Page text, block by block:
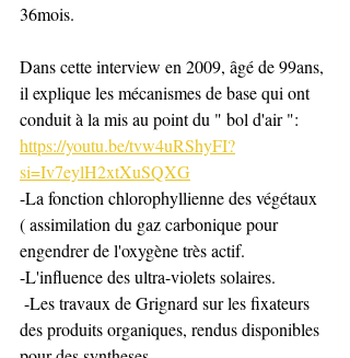
36mois.
Dans cette interview en 2009, âgé de 99ans,
il explique les mécanismes de base qui ont
conduit à la mis au point du " bol d'air ":
https://youtu.be/tvw4uRShyFI?
si=Iv7eylH2xtXuSQXG
-La fonction chlorophyllienne des végétaux
( assimilation du gaz carbonique pour
engendrer de l'oxygène très actif.
-L'influence des ultra-violets solaires.
des produits organiques, rendus disponibles